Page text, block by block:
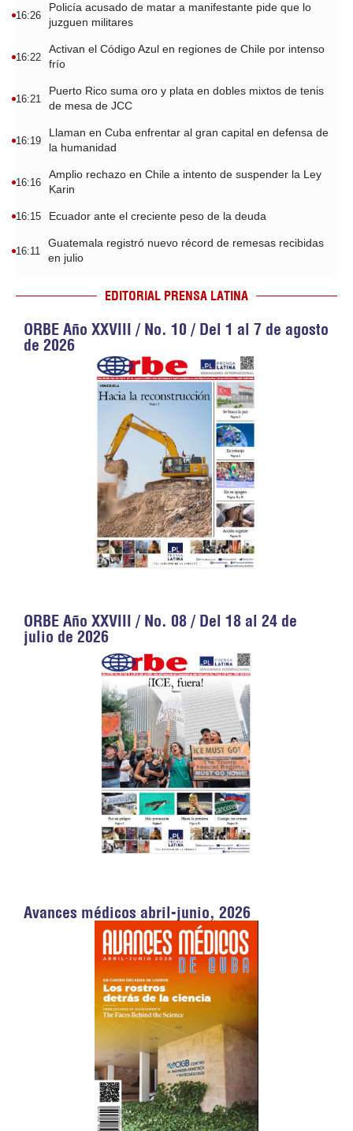
16:26
Policía acusado de matar a manifestante pide que lo
juzguen militares
16:22
Activan el Código Azul en regiones de Chile por intenso
frío
16:21
Puerto Rico suma oro y plata en dobles mixtos de tenis
de mesa de JCC
16:19
Llaman en Cuba enfrentar al gran capital en defensa de
la humanidad
16:16
Amplio rechazo en Chile a intento de suspender la Ley
Karin
16:15 Ecuador ante el creciente peso de la deuda
16:11
Guatemala registró nuevo récord de remesas recibidas
en julio
EDITORIAL PRENSA LATINA
ORBE Año XXVIII / No. 10 / Del 1 al 7 de agosto
de 2026
ORBE Año XXVIII / No. 08 / Del 18 al 24 de
julio de 2026
Avances médicos abril-junio, 2026